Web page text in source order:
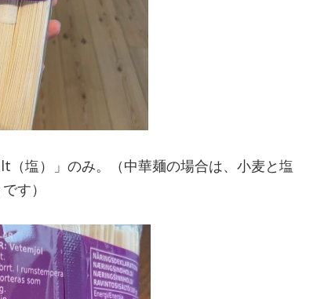
塩）」のみ。（中華麺の場合は、小麦と塩
す）